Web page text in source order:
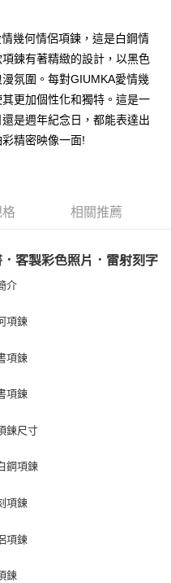
」的支付方式。 讓您購物簡單
儲值。
，將跳轉至「AFTEE先享後付」
訊中的連結，可透過四大超商／
視為交易完成。
，但若您需要取消訂單，請聯絡
之結帳頁面顯示為準，若有關於
support/home
AFTEE先享後付」服務完成之交
或監護人之同意方可使用
足之情形，本公司將視審查結果
使用額度並採取法律行動。
後請聯絡LINE官方帳號 @gi
幾何情侶項鍊，這是白鋼情
鍊有著精緻的設計，以黑色
氛圍。每對GIUMKA愛情幾
更加個性化和獨特。這是一
是週年紀念日，都能表達出
精密映像一面!
格 相關推薦
客製彩色照片．雷射刻字